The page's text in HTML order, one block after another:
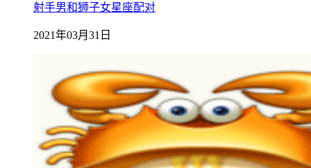
射手男和狮子女星座配对
2021年03月31日